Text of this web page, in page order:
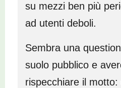
su mezzi ben più
ad utenti deboli.
Sembra una
suolo pubblico e
rispecchiare il motto: